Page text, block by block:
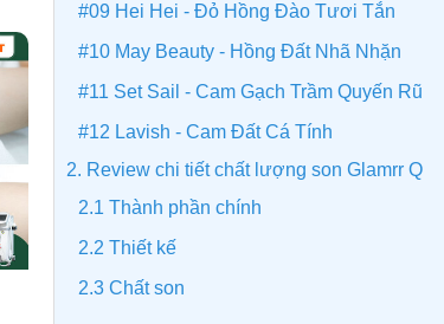
#09 Hei Hei - Đỏ Hồng Đào Tươi Tắn
#10 May Beauty - Hồng Đất Nhã Nhặn
#11 Set Sail - Cam Gạch Trầm Quyến Rũ
#12 Lavish - Cam Đất Cá Tính
2. Review chi tiết chất lượng son Glamrr Q
2.1 Thành phần chính
2.2 Thiết kế
2.3 Chất son